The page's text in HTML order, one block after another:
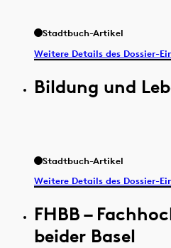
Stadtbuch-Artikel
Weitere Details des Dossier-
Bildung und
Stadtbuch-Artikel
Weitere Details des Dossier-
FHBB –
beider Basel